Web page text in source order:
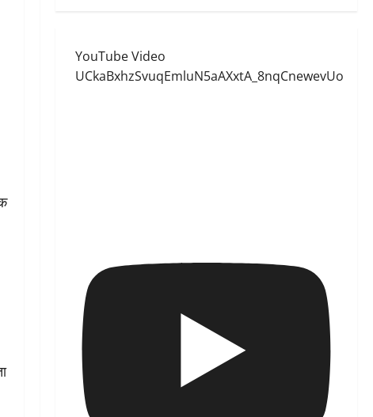
YouTube Video
UCkaBxhzSvuqEmluN5aAXxtA_8nqCnewevUo